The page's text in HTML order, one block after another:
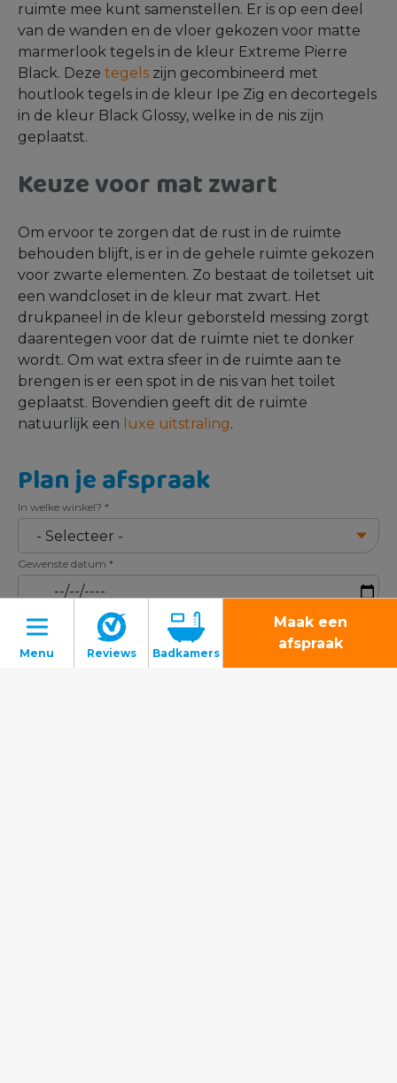
ruimte mee kunt samenstellen. Er is op een deel
van de wanden en de vloer gekozen voor matte
marmerlook tegels in de kleur Extreme Pierre
Black. Deze tegels zijn gecombineerd met
houtlook tegels in de kleur Ipe Zig en decortegels
in de kleur Black Glossy, welke in de nis zijn
geplaatst.
Keuze voor mat zwart
Om ervoor te zorgen dat de rust in de ruimte
behouden blijft, is er in de gehele ruimte gekozen
voor zwarte elementen. Zo bestaat de toiletset uit
een wandcloset in de kleur mat zwart. Het
drukpaneel in de kleur geborsteld messing zorgt
daarentegen voor dat de ruimte niet te donker
wordt. Om wat extra sfeer in de ruimte aan te
brengen is er een spot in de nis van het toilet
geplaatst. Bovendien geeft dit de ruimte
natuurlijk een
luxe uitstraling.
Plan je afspraak
In welke winkel? *
Gewenste datum *
Gewenst tijdstip*
Maak een
afspraak